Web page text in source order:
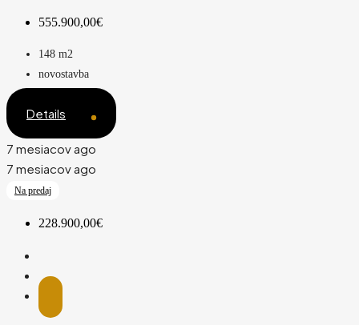
555.900,00€
148 m2
novostavba
Details
7 mesiacov ago
7 mesiacov ago
Na predaj
228.900,00€